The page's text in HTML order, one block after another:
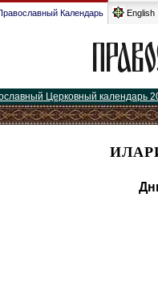
Календарь English
Церковный календарь